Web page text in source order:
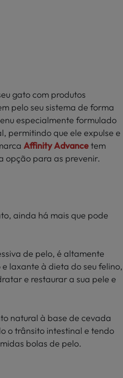
gato com produtos
pelo seu sistema de forma
especialmente formulado
permitindo que ele expulse e
Affinity Advancetem
opção para as prevenir.
ainda há mais que pode
de pelo, é altamente
laxante à dieta do seu felino,
e restaurar a sua pele e
natural à base de cevada
o trânsito intestinal e tendo
bolas de pelo.